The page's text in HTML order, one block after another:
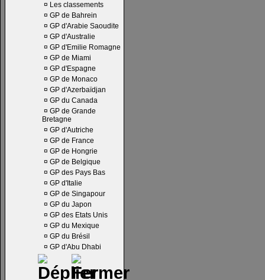
¤ Les classements
¤ GP de Bahrein
¤ GP d'Arabie Saoudite
¤ GP d'Australie
¤ GP d'Emilie Romagne
¤ GP de Miami
¤ GP d'Espagne
¤ GP de Monaco
¤ GP d'Azerbaïdjan
¤ GP du Canada
¤ GP de Grande
Bretagne
¤ GP d'Autriche
¤ GP de France
¤ GP de Hongrie
¤ GP de Belgique
¤ GP des Pays Bas
¤ GP d'Italie
¤ GP de Singapour
¤ GP du Japon
¤ GP des Etats Unis
¤ GP du Mexique
¤ GP du Brésil
¤ GP d'Abu Dhabi